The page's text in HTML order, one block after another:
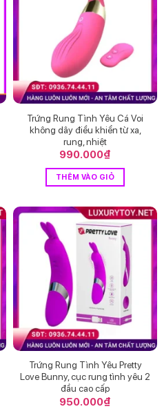
Trứng Rung Tình Yêu Cá Voi
không dây điều khiển từ xa,
rung, nhiệt
990.000₫
THÊM VÀO GIỎ
Trứng Rung Tình Yêu Pretty
Love Bunny, cục rung tình yêu 2
đầu cao cấp
950.000₫